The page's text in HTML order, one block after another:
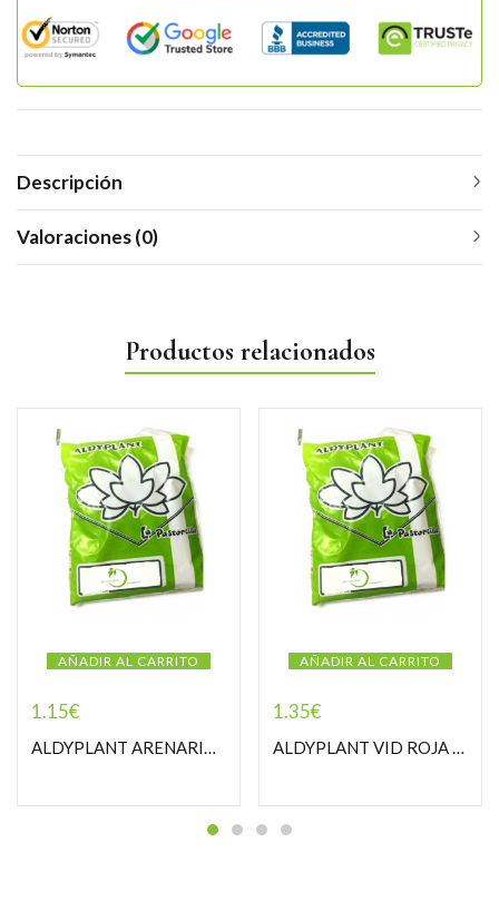
Descripción
Valoraciones (0)
Productos relacionados
AÑADIR AL CARRITO
1.15€
ALDYPLANT ARENARIA PASTORCILLA
AÑADIR AL CARRITO
1.35€
ALDYPLANT VID ROJA PASTORCILLA